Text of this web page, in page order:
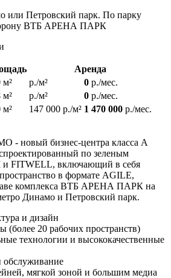
или Петровский парк. По парку
ВТБ АРЕНА ПАРК
Аренда
м² р./м² 0 р./мес.
м² р./м² 0 р./мес.
м² 147 000 р./м² 1 470 000 р./мес.
- новый бизнес-центра класса А
по зеленым
и FITWELL, включающий в себя
в формате AGILE,
комплекса ВТБ АРЕНА ПАРК на
Динамо и Петровский парк.
и дизайн
(более 20 рабочих пространств)
технологии и высококачественные
обслуживание
мягкой зоной и большим медиа